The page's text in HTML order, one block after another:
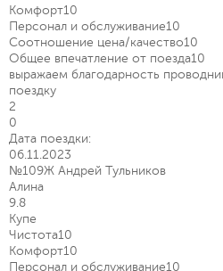
Комфорт10
Персонал и обслуживание10
Соотношение цена/качество10
Общее впечатление от поезда10
выражаем благодарность
поездку
2
0
Дата поездки:
06.11.2023
№109Ж Андрей Тульников
Алина
9.8
Купе
Чистота10
Комфорт10
Персонал и обслуживание10